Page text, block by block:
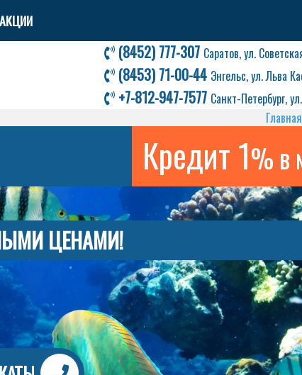
АКЦИИ
(8452) 777-307 Саратов, ул.
(8453) 71-00-44 Энгельс, ул. Льва
+7-812-947-7577 Санкт-Петербург,
Главная
Кредит 1% в
ЦЕНАМИ!